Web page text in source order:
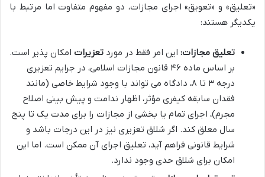
«تعلیق» و «تعویق» اجرای مجازات، دو مفهوم متفاوت اما مرتبط با
یکدیگر هستند:
تعلیق مجازات: این امر فقط در مورد تعزیرات امکان پذیر است.
بر اساس ماده ۴۶ قانون مجازات اسلامی، در جرایم تعزیری
درجه ۳ تا ۸، دادگاه می تواند با وجود شرایط خاصی (مانند
فقدان سابقه کیفری مؤثر، اظهار ندامت و پیش بینی اصلاح
مجرم)، اجرای تمام یا بخشی از مجازات را برای مدت یک تا پنج
سال معلق کند. اگر شلاق تعزیری نیز در این درجات باشد و
شرایط قانونی فراهم آید، تعلیق اجرای آن ممکن است. اما این
امکان برای شلاق حدی وجود ندارد.